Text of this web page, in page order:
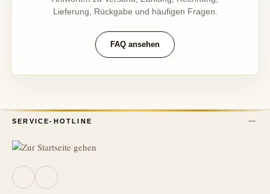
Lieferung, Rückgabe und häufigen Fragen.
FAQ ansehen
SERVICE-HOTLINE